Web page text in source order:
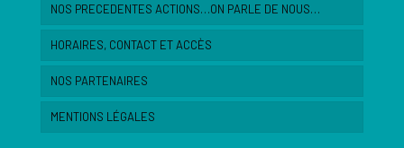
NOS PRECEDENTES ACTIONS…ON PARLE DE NOUS…
HORAIRES, CONTACT ET ACCÈS
NOS PARTENAIRES
MENTIONS LÉGALES